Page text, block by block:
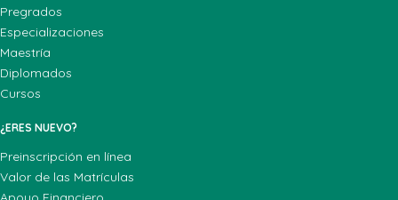
Pregrados
Especializaciones
Maestría
Diplomados
Cursos
¿ERES NUEVO?
Preinscripción en línea
Valor de las Matrículas